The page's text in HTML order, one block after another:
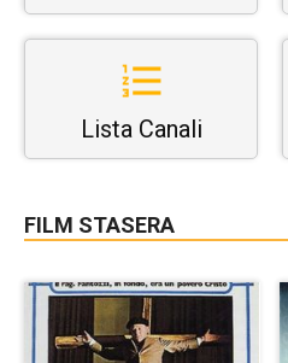
Lista Canali
FILM STASERA